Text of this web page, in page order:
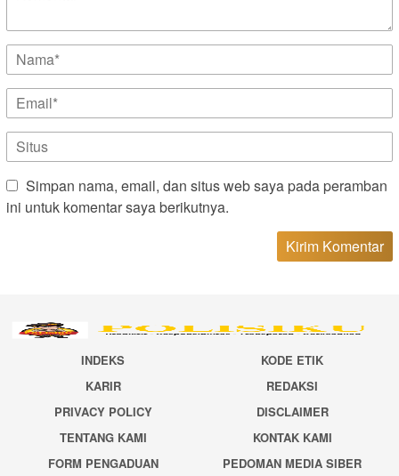
Simpan nama, email, dan situs web saya pada peramban
ini untuk komentar saya berikutnya.
INDEKS
KODE ETIK
KARIR
REDAKSI
PRIVACY POLICY
DISCLAIMER
TENTANG KAMI
KONTAK KAMI
FORM PENGADUAN
PEDOMAN MEDIA SIBER